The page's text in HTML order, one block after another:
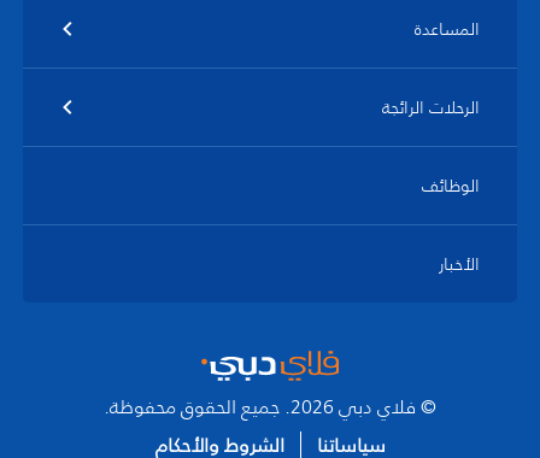
المساعدة
الرحلات الرائجة
الوظائف
الأخبار
© فلاي دبي 2026. جميع الحقوق محفوظة.
سياساتنا
الشروط والأحكام